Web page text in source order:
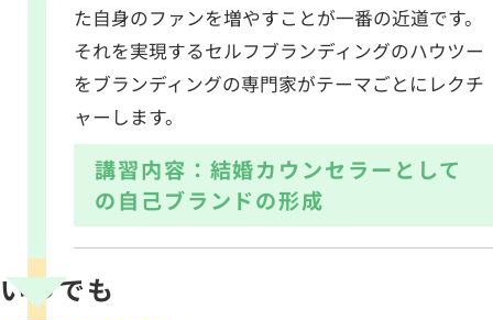
た自身のファンを増やすことが一番の近道です。
それを実現するセルフブランディングのハウツー
をブランディングの専門家がテーマごとにレクチ
ャーします。
講習内容：結婚カウンセラーとして
の自己ブランドの形成
いつでも